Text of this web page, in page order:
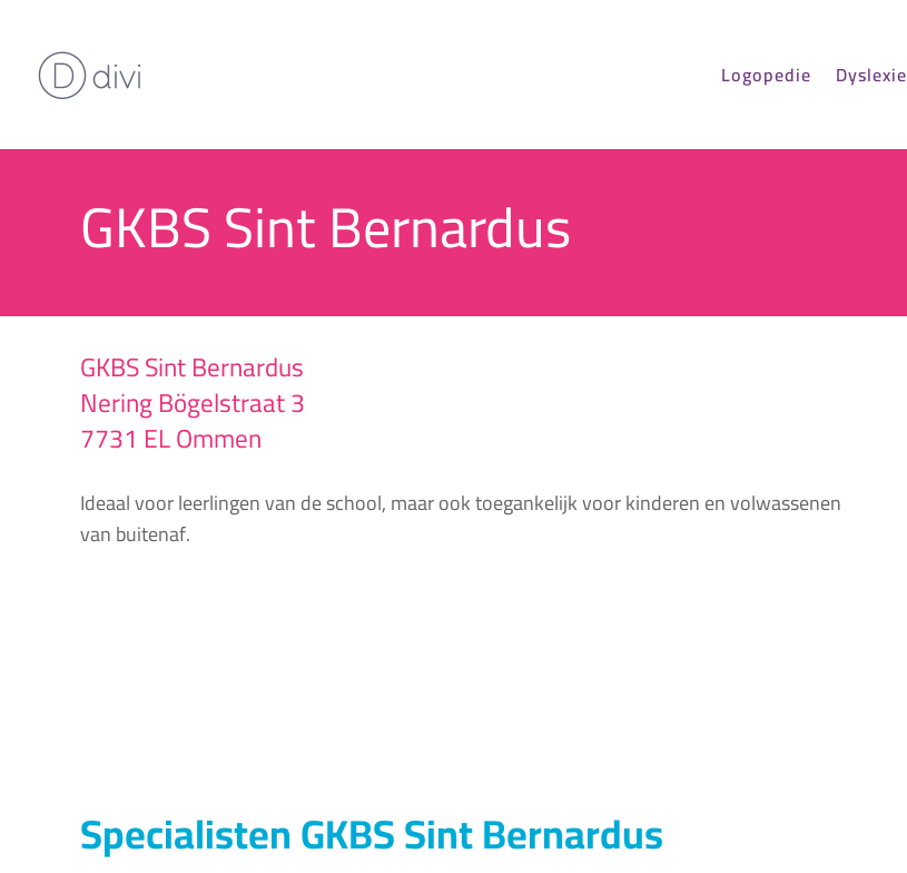
Logopedie Dyslexie
GKBS Sint Bernardus
GKBS Sint Bernardus
Nering Bögelstraat 3
7731 EL Ommen
Ideaal voor leerlingen van de school, maar ook toegankelijk voor kinderen en volwassenen
van buitenaf.
Specialisten GKBS Sint Bernardus